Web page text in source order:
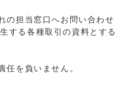
の担当窓口へお問い合わせ
する各種取引の資料とする
任を負いません。